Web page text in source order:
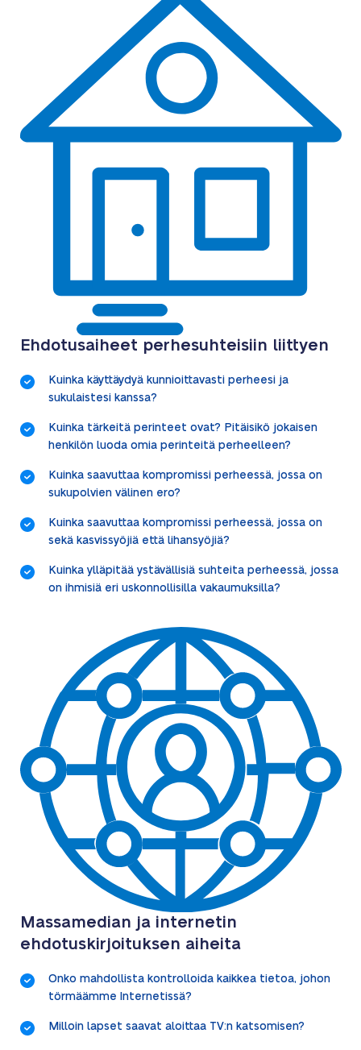
Ehdotusaiheet perhesuhteisiin liittyen
Kuinka käyttäydyä kunnioittavasti perheesi ja
sukulaistesi kanssa?
Kuinka tärkeitä perinteet ovat? Pitäisikö jokaisen
henkilön luoda omia perinteitä perheelleen?
Kuinka saavuttaa kompromissi perheessä, jossa on
sukupolvien välinen ero?
Kuinka saavuttaa kompromissi perheessä, jossa on
sekä kasvissyöjiä että lihansyöjiä?
Kuinka ylläpitää ystävällisiä suhteita perheessä, jossa
on ihmisiä eri uskonnollisilla vakaumuksilla?
Massamedian ja internetin
ehdotuskirjoituksen aiheita
Onko mahdollista kontrolloida kaikkea tietoa, johon
törmäämme Internetissä?
Milloin lapset saavat aloittaa TV:n katsomisen?